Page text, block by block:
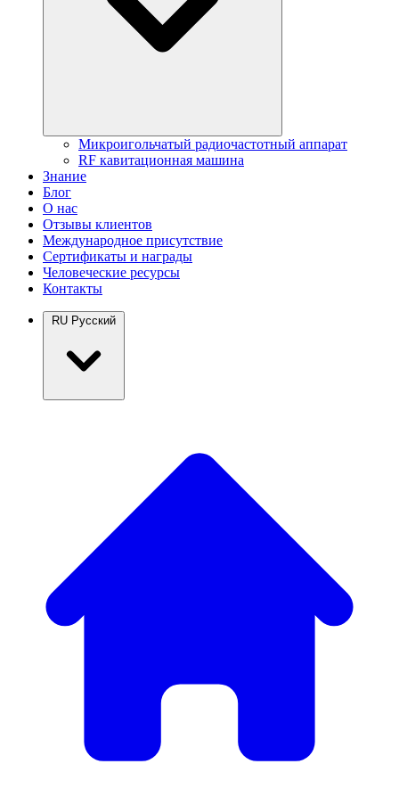
Микроигольчатый радиочастотный аппарат
RF кавитационная машина
Знание
Блог
О нас
Отзывы клиентов
Международное присутствие
Сертификаты и награды
Человеческие ресурсы
Контакты
RU Русский